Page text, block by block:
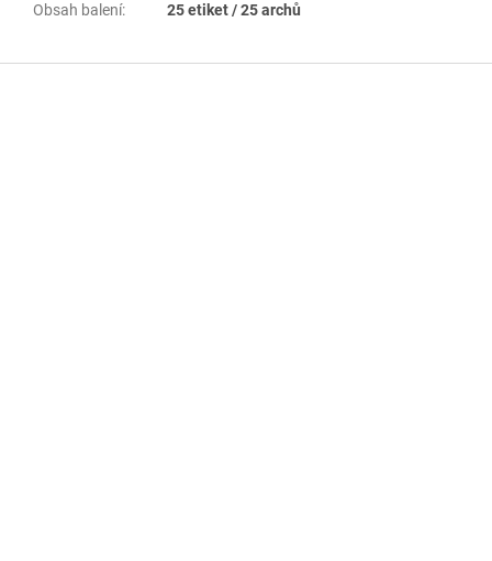
Obsah balení: 25 etiket / 25 archů